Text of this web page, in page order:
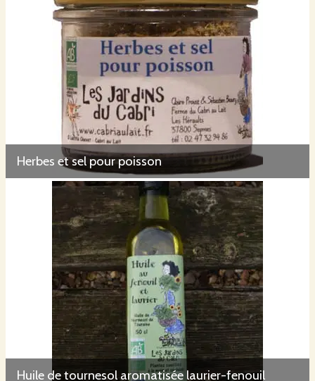
Herbes et sel pour poisson
Huile de tournesol aromatisée laurier-fenouil